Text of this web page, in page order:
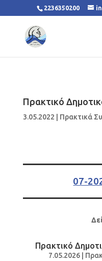
2236350200
Πρακτικό
3.05.2022 Πρακτικά
07-
Πρακτικό
7.05.2026